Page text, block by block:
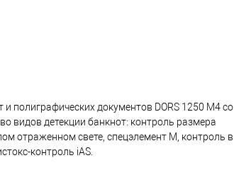
полиграфических документов DORS 1250 M4 со
видов детекции банкнот: контроль размера
отраженном свете, спецэлемент М, контроль в
контроль iAS.